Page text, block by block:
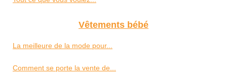
Vêtements bébé
La meilleure de la mode pour...
Comment se porte la vente de...